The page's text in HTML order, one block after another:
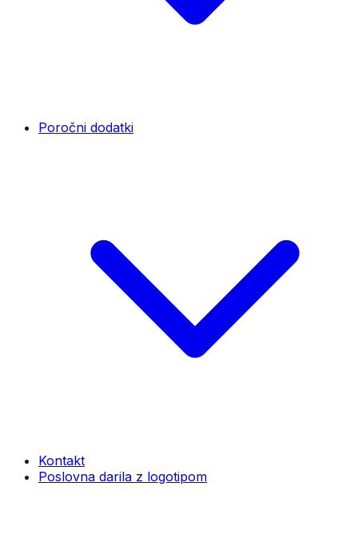
Poročni dodatki
Kontakt
Poslovna darila z logotipom